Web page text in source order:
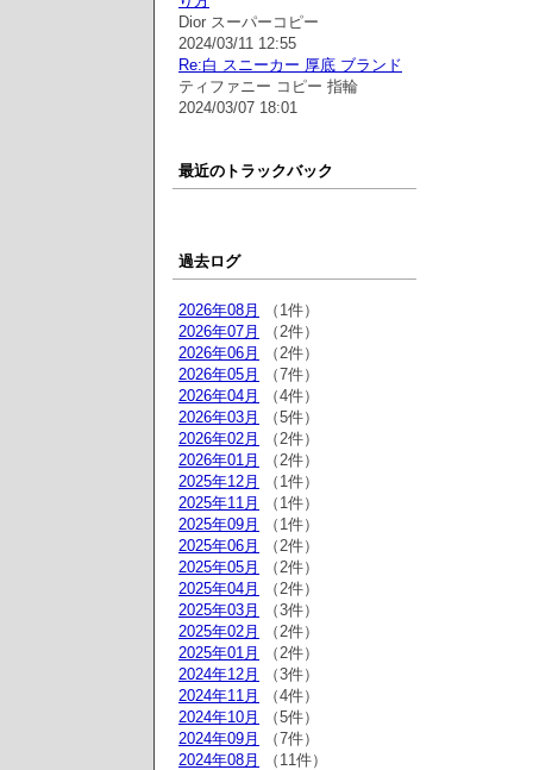
Dior スーパーコピー
2024/03/11 12:55
Re:白 スニーカー 厚底 ブランド
ティファニー コピー 指輪
2024/03/07 18:01
最近のトラックバック
過去ログ
2026年08月
（1件）
2026年07月
（2件）
2026年06月
（2件）
2026年05月
（7件）
2026年04月
（4件）
2026年03月
（5件）
2026年02月
（2件）
2026年01月
（2件）
2025年12月
（1件）
2025年11月
（1件）
2025年09月
（1件）
2025年06月
（2件）
2025年05月
（2件）
2025年04月
（2件）
2025年03月
（3件）
2025年02月
（2件）
2025年01月
（2件）
2024年12月
（3件）
2024年11月
（4件）
2024年10月
（5件）
2024年09月
（7件）
2024年08月
（11件）